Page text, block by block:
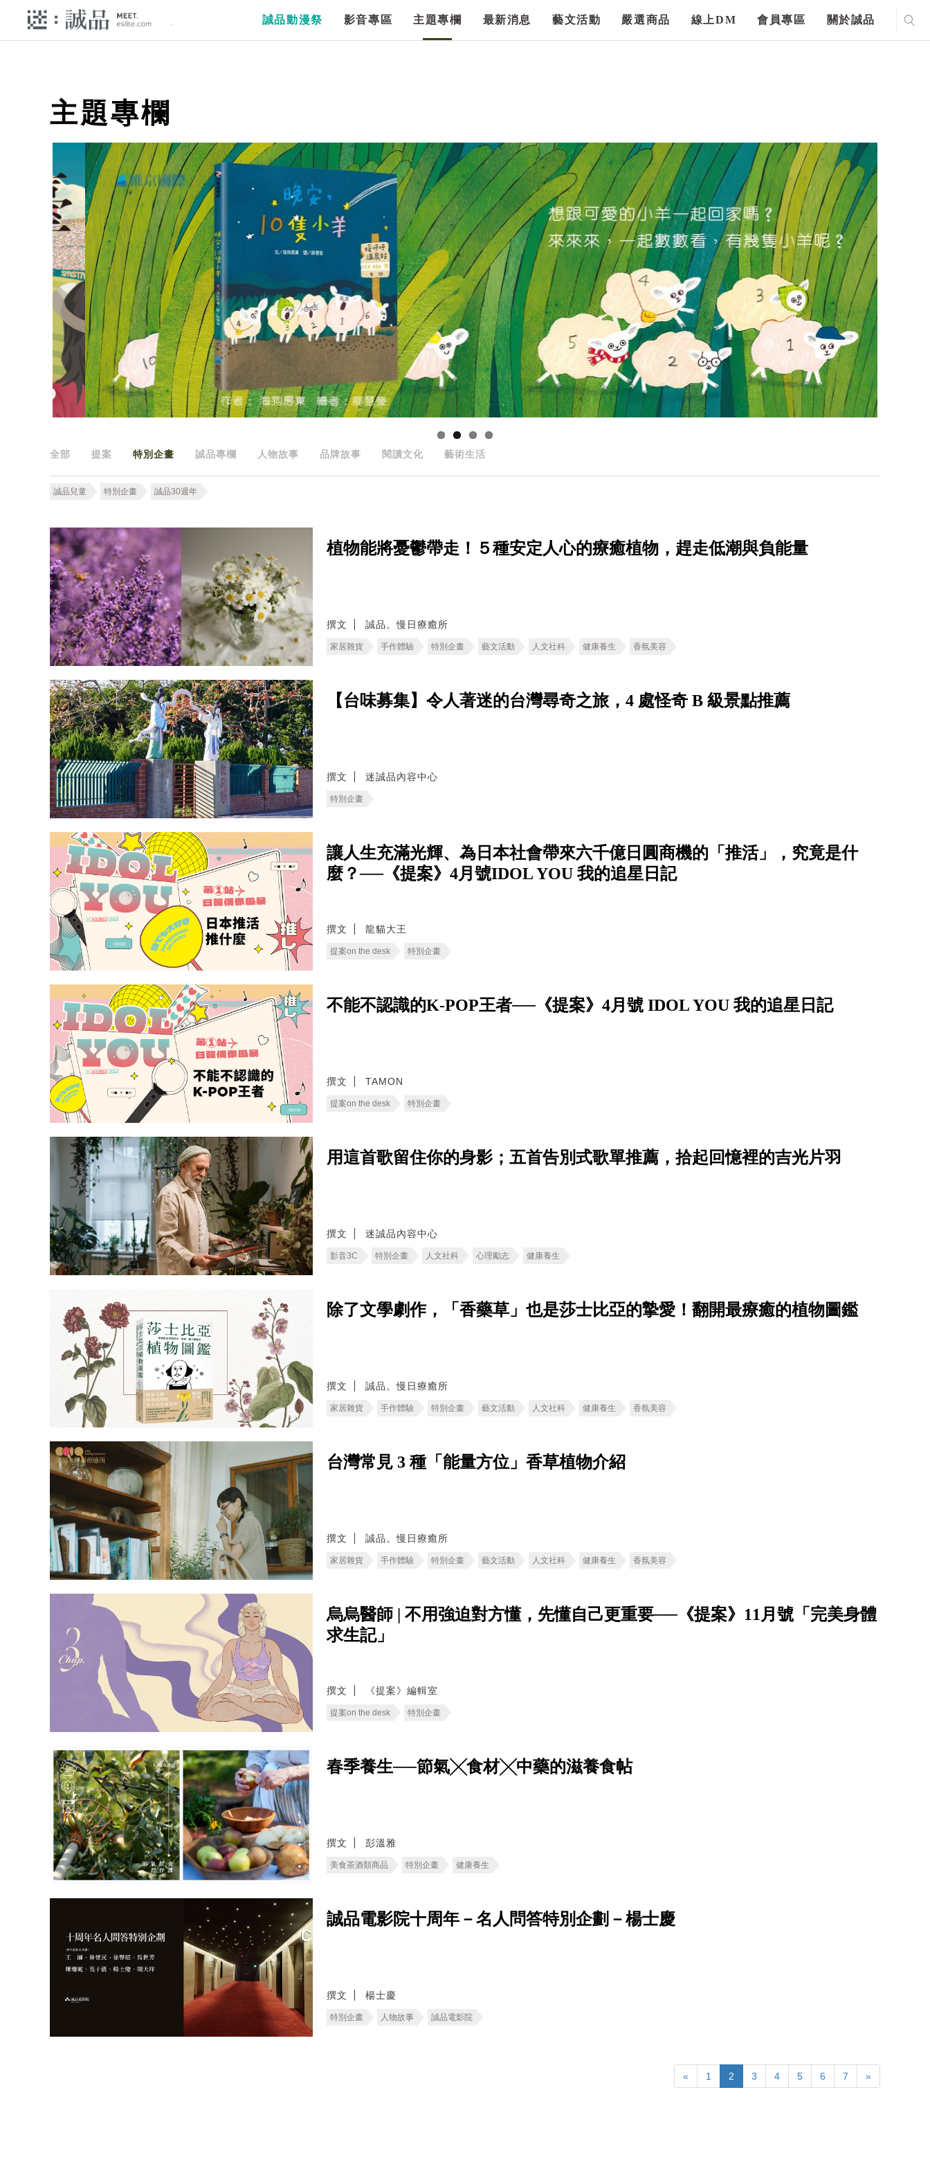
誠品動漫祭 影音專區 主題專欄 最新消息 藝文活動 嚴選商品 線上DM 會員專區 關於誠品
主題專欄
全部 提案 特別企畫 誠品專欄 人物故事 品牌故事 閱讀文化 藝術生活
誠品兒童 特別企畫 誠品30週年
植物能將憂鬱帶走！５種安定人心的療癒植物，趕走低潮與負能量
撰文 誠品。慢日療癒所
家居雜貨 手作體驗 特別企畫 藝文活動 人文社科 健康養生 香氛美容
【台味募集】令人著迷的台灣尋奇之旅，4 處怪奇 B 級景點推薦
撰文 迷誠品內容中心
特別企畫
讓人生充滿光輝、為日本社會帶來六千億日圓商機的「推活」，究竟是什
麼？──《提案》4月號IDOL YOU 我的追星日記
撰文 龍貓大王
提案on the desk 特別企畫
不能不認識的K-POP王者──《提案》4月號 IDOL YOU 我的追星日記
撰文 TAMON
提案on the desk 特別企畫
用這首歌留住你的身影；五首告別式歌單推薦，拾起回憶裡的吉光片羽
撰文 迷誠品內容中心
影音3C 特別企畫 人文社科 心理勵志 健康養生
除了文學劇作，「香藥草」也是莎士比亞的摯愛！翻開最療癒的植物圖鑑
撰文 誠品。慢日療癒所
家居雜貨 手作體驗 特別企畫 藝文活動 人文社科 健康養生 香氛美容
台灣常見 3 種「能量方位」香草植物介紹
撰文 誠品。慢日療癒所
家居雜貨 手作體驗 特別企畫 藝文活動 人文社科 健康養生 香氛美容
烏烏醫師 | 不用強迫對方懂，先懂自己更重要──《提案》11月號「完美身體
求生記」
撰文 《提案》編輯室
提案on the desk 特別企畫
春季養生──節氣╳食材╳中藥的滋養食帖
撰文 彭溫雅
美食茶酒類商品 特別企畫 健康養生
誠品電影院十周年－名人問答特別企劃－楊士慶
撰文 楊士慶
特別企畫 人物故事 誠品電影院
« 1 2 3 4 5 6 7 »